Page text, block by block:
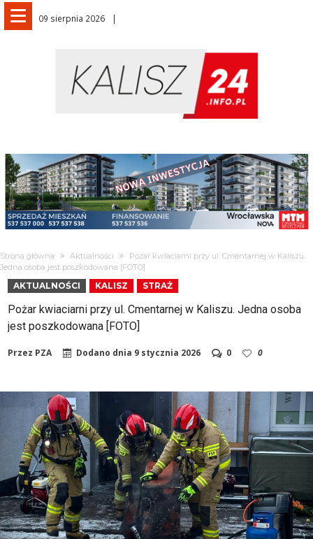
09 sierpnia 2026
Strona główna Aktualności
Pożar kwiaciarni przy ul. Cmentarnej w Kaliszu.
Jedna osoba jest poszkodowana [FOTO]
AKTUALNOŚCI KALISZ STRAŻ
Pożar kwiaciarni przy ul. Cmentarnej w Kaliszu. Jedna osoba
jest poszkodowana [FOTO]
Przez PZA Dodano dnia 9 stycznia 2026 0 0